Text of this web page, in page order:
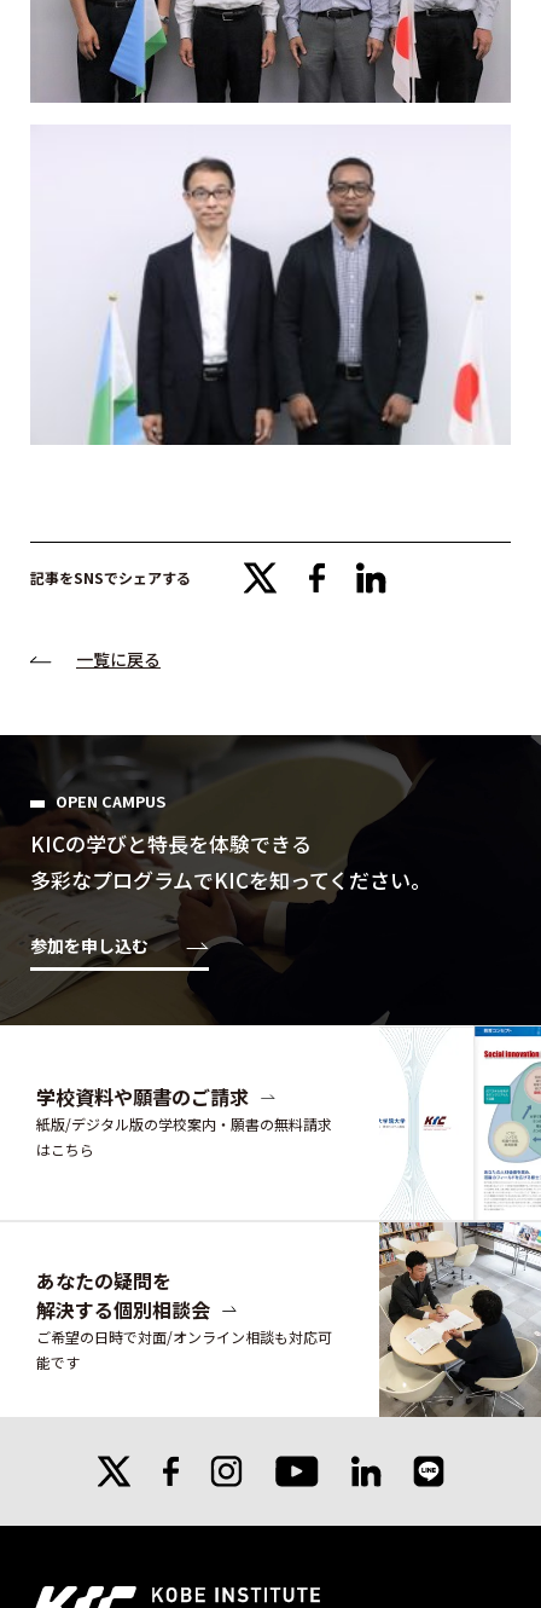
記事をSNSでシェアする facebooklinkedin
一覧に戻る
OPEN CAMPUS
KICの学びと特⻑を体験できる
多彩なプログラムでKICを知ってください。
参加を申し込む
学校資料や願書のご請求
紙版/デジタル版の学校案内・願書の無料請求
はこちら
あなたの疑問を
解決する個別相談会
ご希望の日時で対面/オンライン相談も対応可
能です
facebookinstagram
youtube
linkedin